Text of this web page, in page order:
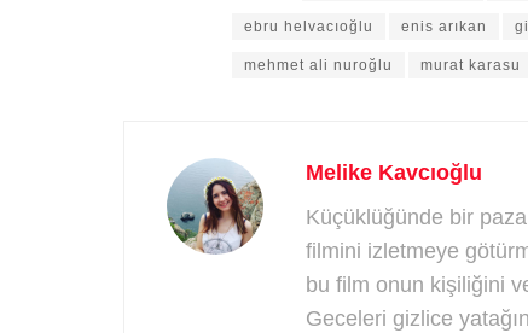
ebru helvacıoğlu enis arıkan
mehmet ali nuroğlu murat karasu
Melike Kavcıoğlu
Küçüklüğünde bir
filmini izletmeye
bu film onun kişiliğini
Geceleri gizlice